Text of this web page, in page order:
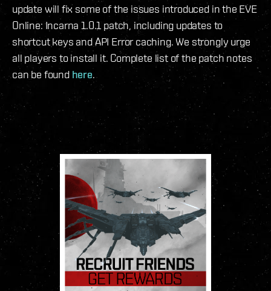
update will fix some of the issues introduced in the EVE
Online: Incarna 1.0.1 patch, including updates to
shortcut keys and API Error caching. We strongly urge
all players to install it. Complete list of the patch notes
can be found here.